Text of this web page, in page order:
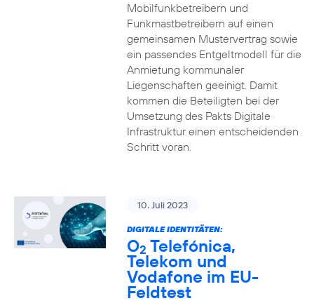
Mobilfunkbetreibern und
Funkmastbetreibern auf einen
gemeinsamen Mustervertrag sowie
ein passendes Entgeltmodell für die
Anmietung kommunaler
Liegenschaften geeinigt. Damit
kommen die Beteiligten bei der
Umsetzung des Pakts Digitale
Infrastruktur einen entscheidenden
Schritt voran.
10. Juli 2023
DIGITALE IDENTITÄTEN:
O2 Telefónica,
Telekom und
Vodafone im EU-
Feldtest